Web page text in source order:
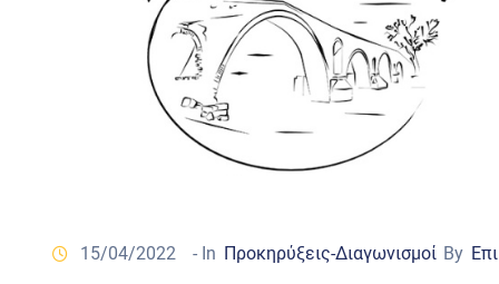
15/04/2022 - In Προκηρύξεις-Διαγωνισμοί By